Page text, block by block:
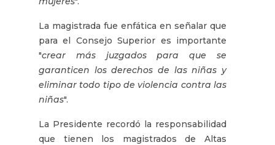
La magistrada fue enfática en señalar que
para el Consejo Superior es importante
"crear más juzgados para que se
garanticen los derechos de las niñas y
eliminar todo tipo de violencia contra las
niñas".
La Presidente recordó la responsabilidad
que tienen los magistrados de Altas